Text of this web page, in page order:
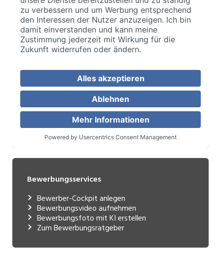
Bewerbungsservices
Bewerber-Cockpit anlegen
Bewerbungsvideo aufnehmen
Bewerbungsfoto mit KI erstellen
Zum Bewerbungsratgeber